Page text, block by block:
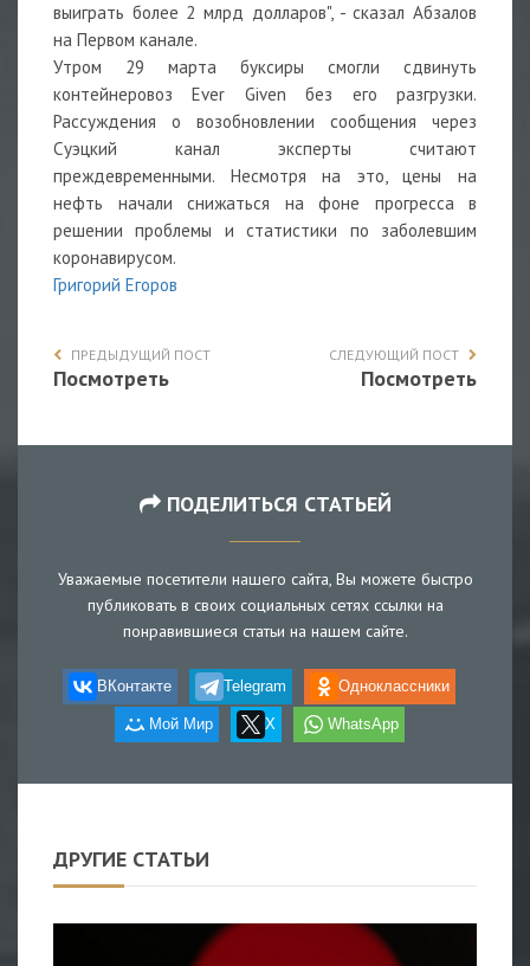
выиграть более 2 млрд долларов", - сказал Абзалов
на Первом канале.
Утром 29 марта буксиры смогли сдвинуть
контейнеровоз Ever Given без его разгрузки.
Рассуждения о возобновлении сообщения через
Суэцкий канал эксперты считают
преждевременными. Несмотря на это, цены на
нефть начали снижаться на фоне прогресса в
решении проблемы и статистики по заболевшим
коронавирусом.
Григорий Егоров
ПРЕДЫДУЩИЙ ПОСТ
Посмотреть
СЛЕДУЮЩИЙ ПОСТ
Посмотреть
ПОДЕЛИТЬСЯ СТАТЬЕЙ
Уважаемые посетители нашего сайта, Вы можете быстро
публиковать в своих социальных сетях ссылки на
понравившиеся статьи на нашем сайте.
ВКонтакте Telegram Одноклассники
Мой Мир X WhatsApp
ДРУГИЕ СТАТЬИ